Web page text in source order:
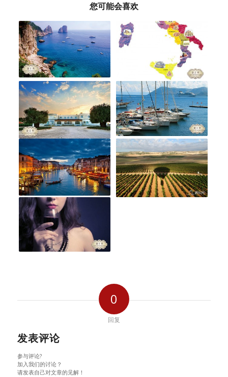
您可能会喜欢
0
回复
发表评论
参与评论?
加入我们的讨论？
请发表自己对文章的见解！